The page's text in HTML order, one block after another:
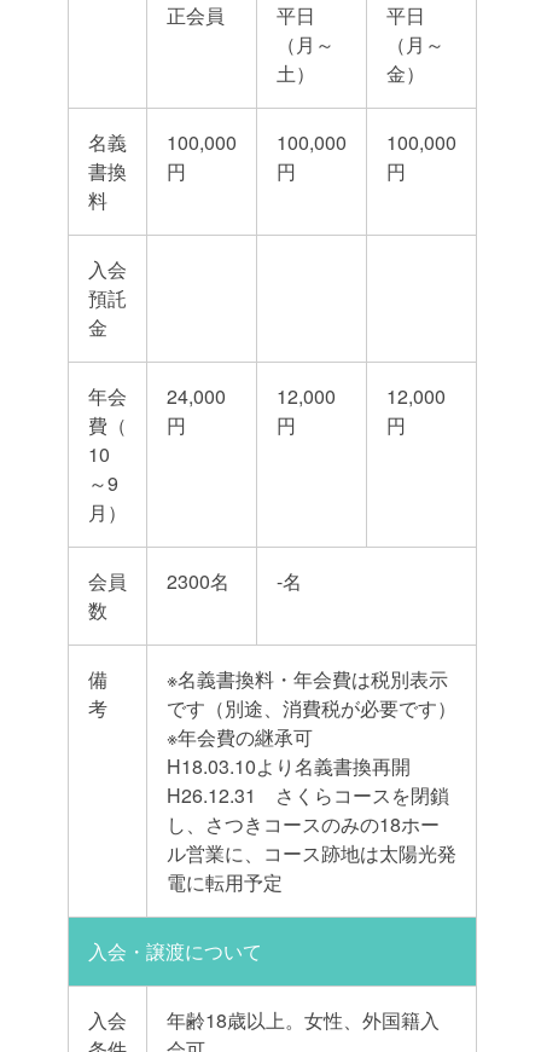
正会員
平日
（月～
土）
平日
（月～
金）
名義
書換
料
100,000
円
100,000
円
100,000
円
入会
預託
金
年会
費（
10
～9
月）
24,000
円
12,000
円
12,000
円
会員
数
2300名 -名
備
考
※名義書換料・年会費は税別表示
です（別途、消費税が必要です）
※年会費の継承可
H18.03.10より名義書換再開
H26.12.31 さくらコースを閉鎖
し、さつきコースのみの18ホー
ル営業に、コース跡地は太陽光発
電に転用予定
入会・譲渡について
入会
年齢18歳以上。女性、外国籍入